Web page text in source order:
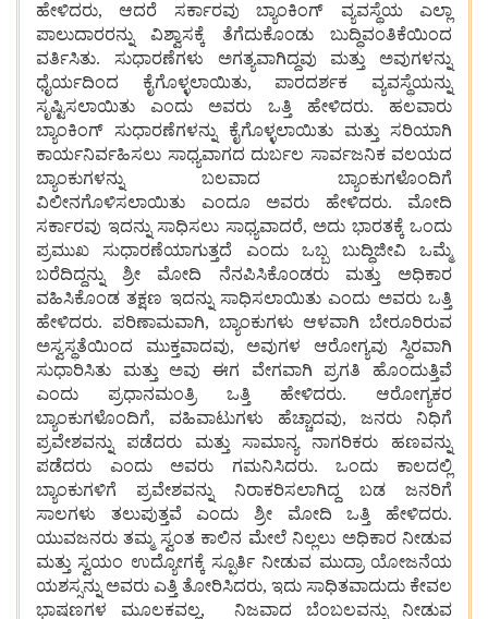
ಹೇಳಿದರು, ಆದರೆ
ಸರ್ಕಾರವು ಬ್ಯಾಂಕಿಂಗ್ ವ್ಯವಸ್ಥೆಯ
ಎಲ್ಲಾ
ಪಾಲುದಾರರನ್ನು
ವಿಶ್ವಾಸಕ್ಕೆ ತೆಗೆದುಕೊಂಡು
ಬುದ್ಧಿವಂತಿಕೆಯಿಂದ
ವರ್ತಿಸಿತು. ಸುಧಾರಣೆಗಳು
ಅಗತ್ಯವಾಗಿದ್ದವು ಮತ್ತು
ಅವುಗಳನ್ನು
ಧೈರ್ಯದಿಂದ
ಕೈಗೊಳ್ಳಲಾಯಿತು, ಪಾರದರ್ಶಕ
ವ್ಯವಸ್ಥೆಯನ್ನು
ಸೃಷ್ಟಿಸಲಾಯಿತು
ಎಂದು ಅವರು ಒತ್ತಿ
ಹೇಳಿದರು. ಹಲವಾರು
ಬ್ಯಾಂಕಿಂಗ್
ಸುಧಾರಣೆಗಳನ್ನು ಕೈಗೊಳ್ಳಲಾಯಿತು ಮತ್ತು
ಸರಿಯಾಗಿ
ಕಾರ್ಯನಿರ್ವಹಿಸಲು ಸಾಧ್ಯವಾಗದ ದುರ್ಬಲ ಸಾರ್ವಜನಿಕ ವಲಯದ
ಬ್ಯಾಂಕುಗಳನ್ನು
ಬಲವಾದ
ಬ್ಯಾಂಕುಗಳೊಂದಿಗೆ
ವಿಲೀನಗೊಳಿಸಲಾಯಿತು
ಎಂದೂ ಅವರು
ಹೇಳಿದರು. ಮೋದಿ
ಸರ್ಕಾರವು ಇದನ್ನು ಸಾಧಿಸಲು ಸಾಧ್ಯವಾದರೆ, ಅದು ಭಾರತಕ್ಕೆ ಒಂದು
ಪ್ರಮುಖ
ಸುಧಾರಣೆಯಾಗುತ್ತದೆ ಎಂದು ಒಬ್ಬ ಬುದ್ಧಿಜೀವಿ
ಒಮ್ಮೆ
ಬರೆದಿದ್ದನ್ನು
ಶ್ರೀ ಮೋದಿ ನೆನಪಿಸಿಕೊಂಡರು ಮತ್ತು
ಅಧಿಕಾರ
ವಹಿಸಿಕೊಂಡ ತಕ್ಷಣ ಇದನ್ನು ಸಾಧಿಸಲಾಯಿತು ಎಂದು ಅವರು ಒತ್ತಿ
ಹೇಳಿದರು. ಪರಿಣಾಮವಾಗಿ, ಬ್ಯಾಂಕುಗಳು ಆಳವಾಗಿ ಬೇರೂರಿರುವ
ಅಸ್ವಸ್ಥತೆಯಿಂದ
ಮುಕ್ತವಾದವು, ಅವುಗಳ ಆರೋಗ್ಯವು
ಸ್ಥಿರವಾಗಿ
ಸುಧಾರಿಸಿತು
ಮತ್ತು ಅವು ಈಗ ವೇಗವಾಗಿ ಪ್ರಗತಿ
ಹೊಂದುತ್ತಿವೆ
ಎಂದು
ಪ್ರಧಾನಮಂತ್ರಿ ಒತ್ತಿ
ಹೇಳಿದರು. ಆರೋಗ್ಯಕರ
ಬ್ಯಾಂಕುಗಳೊಂದಿಗೆ, ವಹಿವಾಟುಗಳು
ಹೆಚ್ಚಾದವು, ಜನರು
ನಿಧಿಗೆ
ಪ್ರವೇಶವನ್ನು
ಪಡೆದರು ಮತ್ತು ಸಾಮಾನ್ಯ ನಾಗರಿಕರು
ಹಣವನ್ನು
ಪಡೆದರು
ಎಂದು ಅವರು ಗಮನಿಸಿದರು. ಒಂದು
ಕಾಲದಲ್ಲಿ
ಬ್ಯಾಂಕುಗಳಿಗೆ
ಪ್ರವೇಶವನ್ನು ನಿರಾಕರಿಸಲಾಗಿದ್ದ ಬಡ
ಜನರಿಗೆ
ಸಾಲಗಳು
ತಲುಪುತ್ತವೆ ಎಂದು ಶ್ರೀ ಮೋದಿ ಒತ್ತಿ
ಹೇಳಿದರು.
ಯುವಜನರು ತಮ್ಮ ಸ್ವಂತ ಕಾಲಿನ ಮೇಲೆ ನಿಲ್ಲಲು ಅಧಿಕಾರ ನೀಡುವ
ಮತ್ತು ಸ್ವಯಂ ಉದ್ಯೋಗಕ್ಕೆ ಸ್ಫೂರ್ತಿ ನೀಡುವ ಮುದ್ರಾ ಯೋಜನೆಯ
ಯಶಸ್ಸನ್ನು ಅವರು ಎತ್ತಿ ತೋರಿಸಿದರು, ಇದು ಸಾಧಿತವಾದುದು ಕೇವಲ
ಭಾಷಣಗಳ
ಮೂಲಕವಲ್ಲ, ನಿಜವಾದ ಬೆಂಬಲವನ್ನು
ನೀಡುವ